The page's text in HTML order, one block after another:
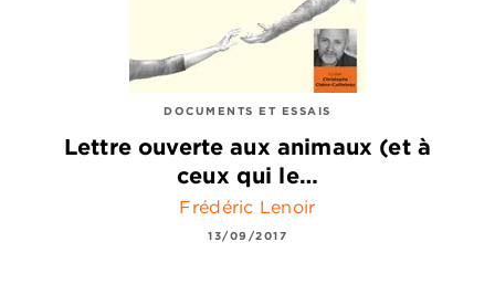
DOCUMENTS ET ESSAIS
Lettre ouverte aux animaux (et à
ceux qui le…
Frédéric Lenoir
13/09/2017